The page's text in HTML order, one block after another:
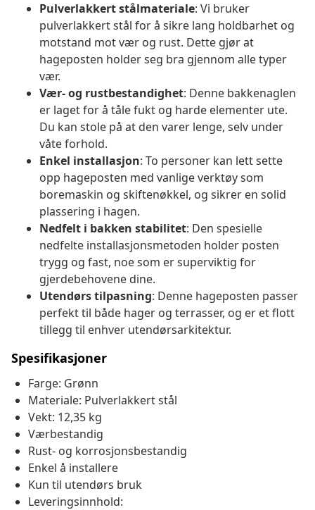
Pulverlakkert stålmateriale: Vi bruker
pulverlakkert stål for å sikre lang holdbarhet og
motstand mot vær og rust. Dette gjør at
hageposten holder seg bra gjennom alle typer
vær.
Vær- og rustbestandighet: Denne bakkenaglen
er laget for å tåle fukt og harde elementer ute.
Du kan stole på at den varer lenge, selv under
våte forhold.
Enkel installasjon: To personer kan lett sette
opp hageposten med vanlige verktøy som
boremaskin og skiftenøkkel, og sikrer en solid
plassering i hagen.
Nedfelt i bakken stabilitet: Den spesielle
nedfelte installasjonsmetoden holder posten
trygg og fast, noe som er superviktig for
gjerdebehovene dine.
Utendørs tilpasning: Denne hageposten passer
perfekt til både hager og terrasser, og er et flott
tillegg til enhver utendørsarkitektur.
Spesifikasjoner
Farge: Grønn
Materiale: Pulverlakkert stål
Vekt: 12,35 kg
Værbestandig
Rust- og korrosjonsbestandig
Enkel å installere
Kun til utendørs bruk
Leveringsinnhold: